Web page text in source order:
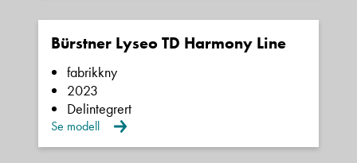
Bürstner Lyseo TD Harmony Line
fabrikkny
2023
Delintegrert
Se modell